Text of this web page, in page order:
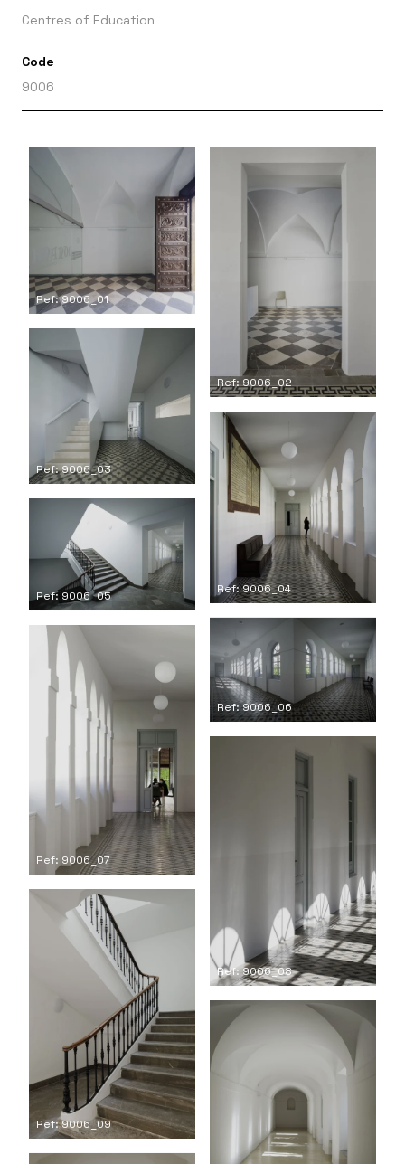
Centres of Education
Code
9006
Ref: 9006_01
Ref: 9006_02
Ref: 9006_03
Ref: 9006_04
Ref: 9006_05
Ref: 9006_06
Ref: 9006_07
Ref: 9006_08
Ref: 9006_09